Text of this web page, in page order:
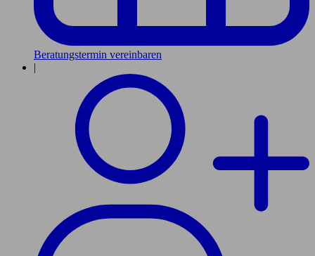
Beratungstermin vereinbaren
|